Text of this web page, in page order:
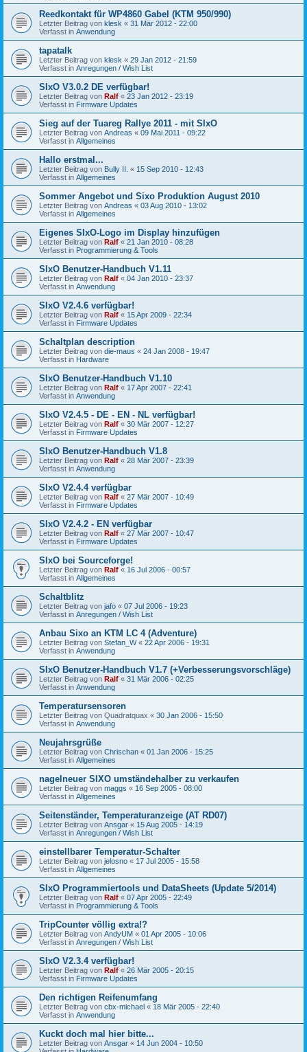
Reedkontakt für WP4860 Gabel (KTM 950/990)
Letzter Beitrag von klesk « 31 Mär 2012 - 22:00
Verfasst in Anwendung
tapatalk
Letzter Beitrag von klesk « 29 Jan 2012 - 21:59
Verfasst in Anregungen / Wish List
SIxO V3.0.2 DE verfügbar!
Letzter Beitrag von Ralf « 23 Jan 2012 - 23:19
Verfasst in Firmware Updates
Sieg auf der Tuareg Rallye 2011 - mit SIxO
Letzter Beitrag von Andreas « 09 Mai 2011 - 09:22
Verfasst in Allgemeines
Hallo erstmal...
Letzter Beitrag von Bully II. « 15 Sep 2010 - 12:43
Verfasst in Allgemeines
Sommer Angebot und Sixo Produktion August 2010
Letzter Beitrag von Andreas « 03 Aug 2010 - 13:02
Verfasst in Allgemeines
Eigenes SIxO-Logo im Display hinzufügen
Letzter Beitrag von Ralf « 21 Jan 2010 - 08:28
Verfasst in Programmierung & Tools
SIxO Benutzer-Handbuch V1.11
Letzter Beitrag von Ralf « 04 Jan 2010 - 23:37
Verfasst in Anwendung
SIxO V2.4.6 verfügbar!
Letzter Beitrag von Ralf « 15 Apr 2009 - 22:34
Verfasst in Firmware Updates
Schaltplan description
Letzter Beitrag von die-maus « 24 Jan 2008 - 19:47
Verfasst in Hardware
SIxO Benutzer-Handbuch V1.10
Letzter Beitrag von Ralf « 17 Apr 2007 - 22:41
Verfasst in Anwendung
SIxO V2.4.5 - DE - EN - NL verfügbar!
Letzter Beitrag von Ralf « 30 Mär 2007 - 12:27
Verfasst in Firmware Updates
SIxO Benutzer-Handbuch V1.8
Letzter Beitrag von Ralf « 28 Mär 2007 - 23:39
Verfasst in Anwendung
SIxO V2.4.4 verfügbar
Letzter Beitrag von Ralf « 27 Mär 2007 - 10:49
Verfasst in Firmware Updates
SIxO V2.4.2 - EN verfügbar
Letzter Beitrag von Ralf « 27 Mär 2007 - 10:47
Verfasst in Firmware Updates
SIxO bei Sourceforge!
Letzter Beitrag von Ralf « 16 Jul 2006 - 00:57
Verfasst in Allgemeines
Schaltblitz
Letzter Beitrag von jafo « 07 Jul 2006 - 19:23
Verfasst in Anregungen / Wish List
Anbau Sixo an KTM LC 4 (Adventure)
Letzter Beitrag von Stefan_W« 22 Apr 2006 - 19:31
Verfasst in Anwendung
SIxO Benutzer-Handbuch V1.7 (+Verbesserungsvorschläge)
Letzter Beitrag von Ralf « 31 Mär 2006 - 02:25
Verfasst in Anwendung
Temperatursensoren
Letzter Beitrag von Quadratquax « 30 Jan 2006 - 15:50
Verfasst in Anwendung
Neujahrsgrüße
Letzter Beitrag von Chrischan « 01 Jan 2006 - 15:25
Verfasst in Allgemeines
nagelneuer SIXO umständehalber zu verkaufen
Letzter Beitrag von maggs « 16 Sep 2005 - 08:00
Verfasst in Allgemeines
Seitenständer, Temperaturanzeige (AT RD07)
Letzter Beitrag von Ansgar « 15 Aug 2005 - 14:19
Verfasst in Anregungen / Wish List
einstellbarer Temperatur-Schalter
Letzter Beitrag von jelosno « 17 Jul 2005 - 15:58
Verfasst in Allgemeines
SIxO Programmiertools und DataSheets (Update 5/2014)
Letzter Beitrag von Ralf « 07 Apr 2005 - 22:49
Verfasst in Programmierung & Tools
TripCounter völlig extra!?
Letzter Beitrag von AndyUM « 01 Apr 2005 - 10:06
Verfasst in Anregungen / Wish List
SIxO V2.3.4 verfügbar!
Letzter Beitrag von Ralf « 26 Mär 2005 - 20:15
Verfasst in Firmware Updates
Den richtigen Reifenumfang
Letzter Beitrag von cbx-michael « 18 Mär 2005 - 22:40
Verfasst in Anwendung
Kuckt doch mal hier bitte...
Letzter Beitrag von Ansgar « 14 Jun 2004 - 10:50